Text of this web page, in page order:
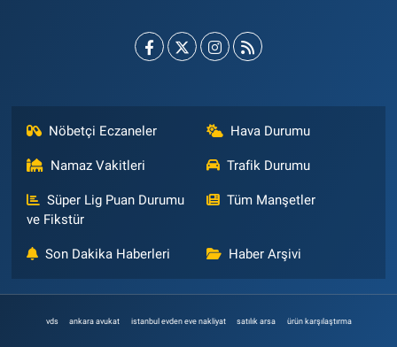
Nöbetçi Eczaneler Hava Durumu
Namaz Vakitleri Trafik Durumu
Süper Lig Puan Durumu
ve Fikstür
Tüm Manşetler
Son Dakika Haberleri Haber Arşivi
vds ankara avukat istanbul evden eve nakliyat satılık arsa ürün karşılaştırma